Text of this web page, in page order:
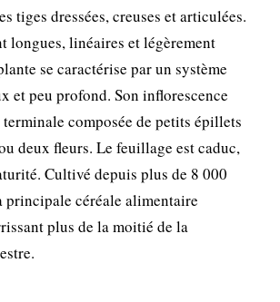
tiges dressées, creuses et articulées.
longues, linéaires et légèrement
se caractérise par un système
et peu profond. Son inflorescence
composée de petits épillets
deux fleurs. Le feuillage est caduc,
Cultivé depuis plus de 8 000
principale céréale alimentaire
plus de la moitié de la